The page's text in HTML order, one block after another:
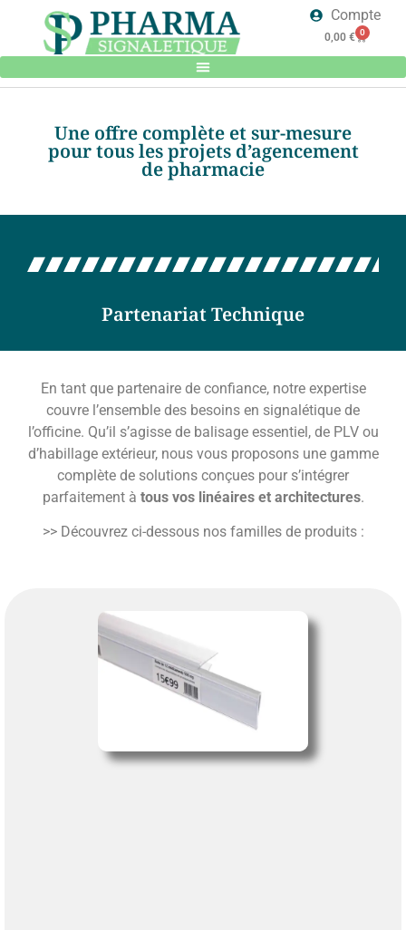
Compte
0,00 € 0
Une offre complète et sur-mesure
pour tous les projets d’agencement
de pharmacie
Partenariat Technique
En tant que partenaire de confiance, notre expertise
couvre l’ensemble des besoins en signalétique de
l’officine. Qu’il s’agisse de balisage essentiel, de PLV ou
d’habillage extérieur, nous vous proposons une gamme
complète de solutions conçues pour s’intégrer
parfaitement à tous vos linéaires et architectures.
>> Découvrez ci-dessous nos familles de produits :